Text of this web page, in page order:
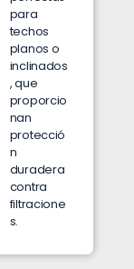
para
techos
planos o
inclinados
, que
proporcio
nan
protecció
n
duradera
contra
filtracione
s.